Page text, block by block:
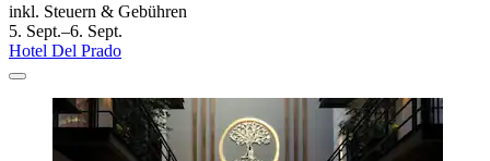
inkl. Steuern & Gebühren
5. Sept.–6. Sept.
Hotel Del Prado